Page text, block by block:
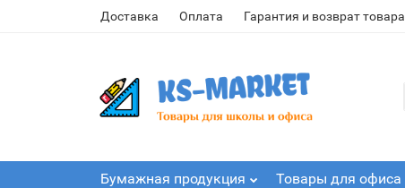
Доставка Оплата Гарантия и возврат товара
Бумажная продукция Товары для офиса